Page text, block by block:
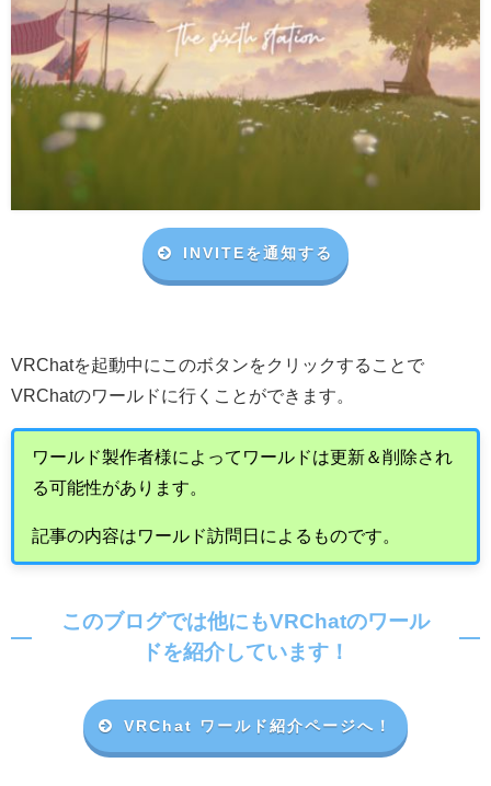
INVITEを通知する
VRChatを起動中にこのボタンをクリックすることで
VRChatのワールドに行くことができます。
ワールド製作者様によってワールドは更新＆削除され
る可能性があります。
記事の内容はワールド訪問日によるものです。
このブログでは他にもVRChatのワール
ドを紹介しています！
VRChat ワールド紹介ページへ！